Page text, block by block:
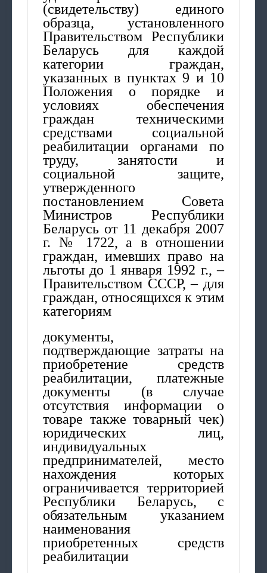
(свидетельству) единого
образца, установленного
Правительством Республики
Беларусь для каждой
категории граждан,
указанных в пунктах 9 и 10
Положения о порядке и
условиях обеспечения
граждан техническими
средствами социальной
реабилитации органами по
труду, занятости и
социальной защите,
утвержденного
постановлением Совета
Министров Республики
Беларусь от 11 декабря 2007
г. № 1722, а в отношении
граждан, имевших право на
льготы до 1 января 1992 г., –
Правительством СССР, – для
граждан, относящихся к этим
категориям
документы,
подтверждающие затраты на
приобретение средств
реабилитации, платежные
документы (в случае
отсутствия информации о
товаре также товарный чек)
юридических лиц,
индивидуальных
предпринимателей, место
нахождения которых
ограничивается территорией
Республики Беларусь, с
обязательным указанием
наименования
приобретенных средств
реабилитации